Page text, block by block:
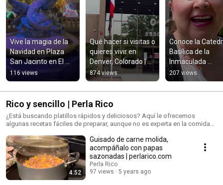
Vive la magia de la
Navidad en Plaza
San Jacinto en El
Paso, Texas |
perlarico.com
#shorts
116 views
Qué hacer si visitas o
quieres vivir en
Denver, Colorado |
#shorts |
perlarico.com
874 views
Conoce la
Basílica de la
Inmaculada
Concepción en
Denver, CO. |
| perlarico.com
207 views
Rico y sencillo | Perla Rico
¿Está buscando platillos rápidos y deliciosos? Aquí le ofrecemos
algunas recetas fáciles de preparar, aunque no es experta en la comida
4:52
Guisado de carne molida,
acompáñalo con papas
sazonadas | perlarico.com
Perla Rico
97 views
5 years ago